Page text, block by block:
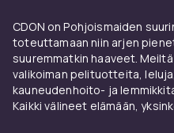
CDON on Pohjoismaiden
toteuttamaan niin arjen
suuremmatkin haaveet.
valikoiman pelituotteita,
kauneudenhoito- ja
Kaikki välineet elämään,